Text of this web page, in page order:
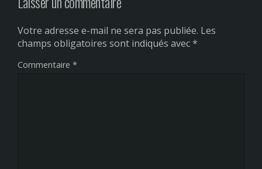
Votre adresse e-mail ne sera pas publiée. Les
champs obligatoires sont indiqués avec*
Commentaire *